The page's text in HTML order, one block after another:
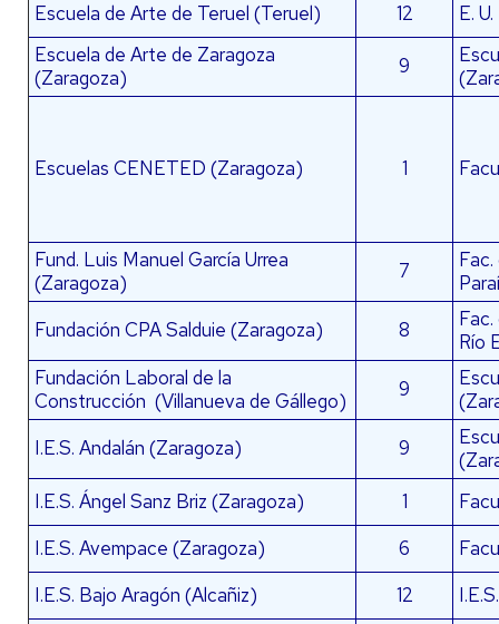
Escuela de Arte de Teruel (Teruel)
12
E.
Escuela de Arte de Zaragoza
(Zaragoza)
9
Escuelas CENETED (Zaragoza) 1
Fund. Luis Manuel García Urrea
(Zaragoza)
7
Fundación CPA Salduie (Zaragoza)
8
Río
Fundación Laboral de la
Construcción (Villanueva de Gállego)
9
I.E.S. Andalán (Zaragoza)
9
I.E.S. Ángel Sanz Briz (Zaragoza)
1
I.E.S. Avempace (Zaragoza)
6
I.E.S. Bajo Aragón (Alcañiz)
12